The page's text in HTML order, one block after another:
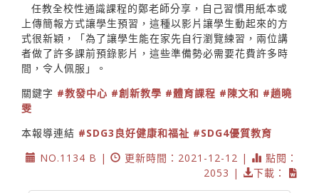
任教全校性通識課程的鄭老師分享，自己習慣用紙本或
上傳簡報方式讓學生預習，這種以影片讓學生動起來的方
式很新穎，「為了讓學生能在家先自行瀏覽練習，兩位講
者做了許多課前預錄影片，這些準備勢必需要花費許多時
間，令人佩服」。
關鍵字 #教發中心 #創新教學 #體育課程 #陳文和 #趟曉
雯
本報導連結 #SDG3良好健康和福祉 #SDG4優質教育
NO.1134 B |
更新時間：2021-12-12 |
點閱：
2053 |
下載：